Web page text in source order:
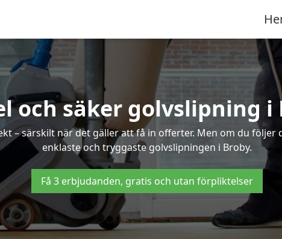
och säker golvslipning i
– särskilt när det gäller att få in offerter. Men om du
enklaste och tryggaste golvslipningen i Broby.
Få 3 erbjudanden, gratis och utan förpliktelser